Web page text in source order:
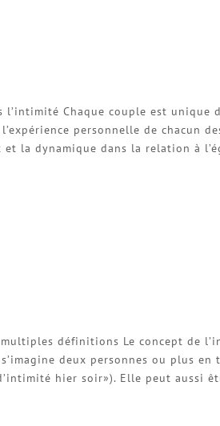
Chaque couple est unique
personnelle de chacun
la dynamique dans la relation à
définitions Le concept de
deux personnes ou plus en
hier soir»). Elle peut aussi